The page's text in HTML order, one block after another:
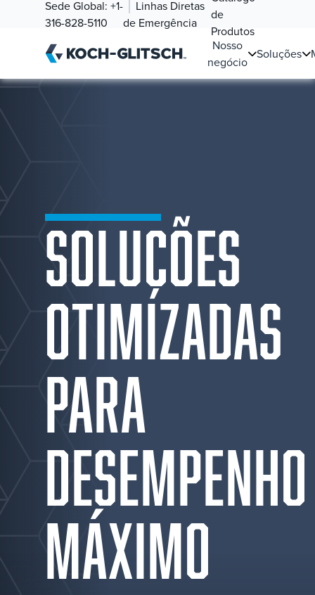
Sede Global: +1-
316-828-5110
Linhas Diretas
de Emergência
de
Produtos
Nosso
negócio
Soluções
SOLUÇÕES
OTIMIZADAS
PARA
DESEMPENHO
MÁXIMO